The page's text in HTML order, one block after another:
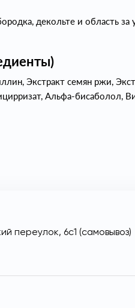
декольте и область
Экстракт семян ржи,
Альфа-бисаболол,
переулок, 6с1 (самовывоз)